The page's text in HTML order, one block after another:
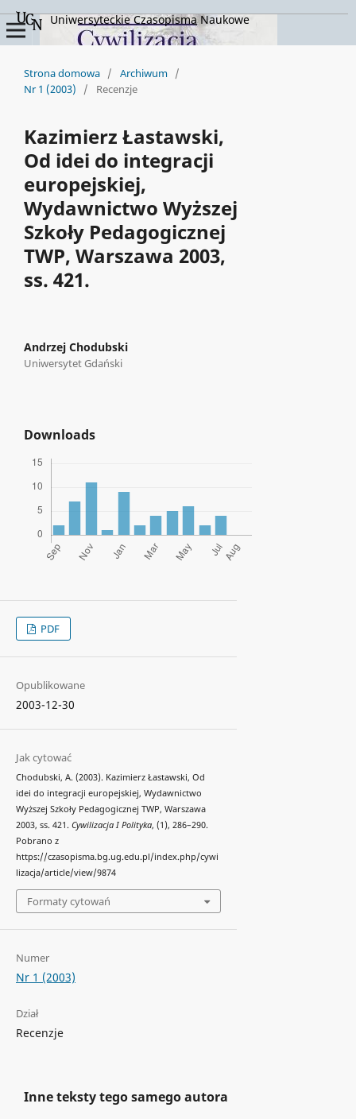
Uniwersyteckie Czasopisma Naukowe
Strona domowa / Archiwum /
Nr 1 (2003)
/ Recenzje
Kazimierz Łastawski,
Od idei do integracji
europejskiej,
Wydawnictwo Wyższej
Szkoły Pedagogicznej
TWP, Warszawa 2003,
ss. 421.
Andrzej Chodubski
Uniwersytet Gdański
Downloads
PDF
Opublikowane
2003-12-30
Jak cytować
Chodubski, A. (2003). Kazimierz Łastawski, Od
idei do integracji europejskiej, Wydawnictwo
Wyższej Szkoły Pedagogicznej TWP, Warszawa
2003, ss. 421. Cywilizacja I Polityka, (1), 286–290.
Pobrano z
https://czasopisma.bg.ug.edu.pl/index.php/cywi
lizacja/article/view/9874
Formaty cytowań
Numer
Nr 1 (2003)
Dział
Recenzje
Inne teksty tego samego autora